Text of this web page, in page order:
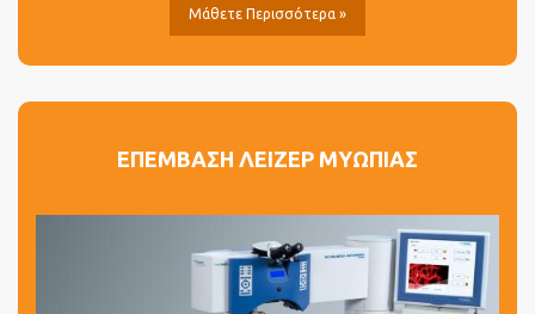
Μάθετε Περισσότερα »
ΕΠΕΜΒΑΣΗ ΛΕΙΖΕΡ ΜΥΩΠΙΑΣ